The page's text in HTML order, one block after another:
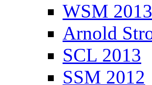
WSM 2013
Arnold
SCL 2013
SSM 2012